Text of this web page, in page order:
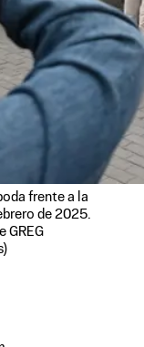
frente a la
de 2025.
GREG